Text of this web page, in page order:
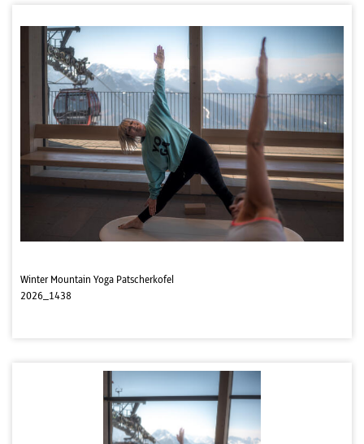
Winter Mountain Yoga Patscherkofel
2026_1438